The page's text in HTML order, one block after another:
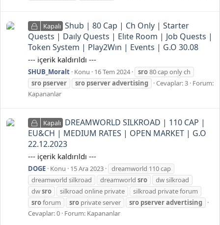
Kapalı Shub | 80 Cap | Ch Only | Starter
Quests | Daıly Quests | Elıte Room | Job Quests |
Token System | Play2Wın | Events | G.O 30.08
--- içerik kaldırıldı ---
SHUB_Moralt Konu 16 Tem 2024 sro80 cap only ch
sro pserver sro pserveradvertising Cevaplar: 3 Forum:
Kapananlar
Kapalı DREAMWORLD SILKROAD | 110 CAP |
EU&CH | MEDIUM RATES | OPEN MARKET | G.O
22.12.2023
--- içerik kaldırıldı ---
DOGE Konu 15 Ara 2023
dreamworld 110 cap
dreamworld silkroad
dreamworld sro
dw silkroad
dwsro silkroad online private
silkroad private forum
sroforum sro private server sro pserveradvertising
Cevaplar: 0 Forum: Kapananlar